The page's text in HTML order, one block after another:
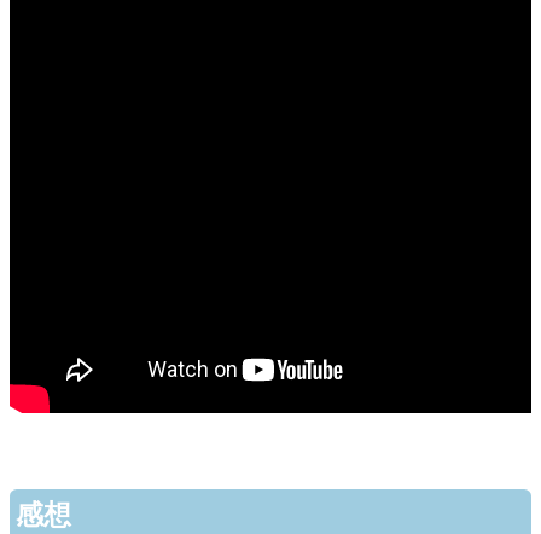
感想